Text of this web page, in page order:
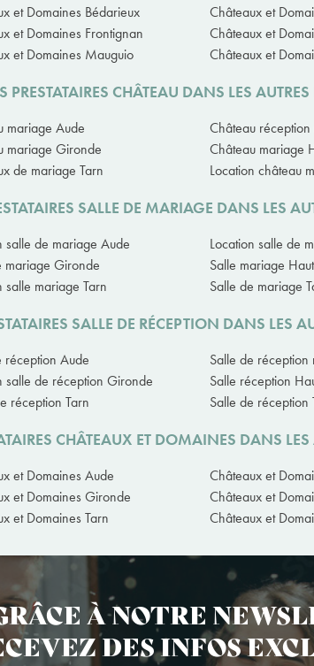
et Domaines Bédarieux Châteaux et
et Domaines Frontignan Châteaux et
et Domaines Mauguio Châteaux et
PRESTATAIRES CHÂTEAU DANS LES
mariage Aude Château
mariage Gironde Château mariage
de mariage Tarn Location château
SALLE DE MARIAGE DANS LES
salle de mariage Aude Location salle de
mariage Gironde Salle mariage
salle mariage Tarn Salle de mariage
SALLE DE RÉCEPTION DANS LES
réception Aude Salle de
salle de réception Gironde Salle réception
réception Tarn Salle de
CHÂTEAUX ET DOMAINES DANS LES
et Domaines Aude Châteaux et
et Domaines Gironde Châteaux et
et Domaines Tarn Châteaux et
À NOTRE
DES INFOS